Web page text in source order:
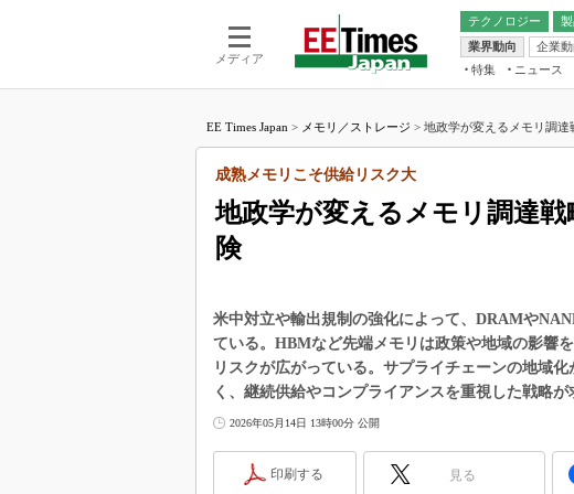
メディア
テクノロジー
電池／エネルギー
アナログ
マイコン
業界動向
企業
特集 ニュース
福田昭のデバイス通信
大山聡の業界スコープ
世界を「数字」で回し
踊るバズワード ～
Buzzword
製品分解で探るアジア
電子ブックレ
EE Times Japan > メモリ／ストレージ > 地政学が変えるメモリ調
地政学が変えるメモリ調達
険
成熟メモリこそ供給リスク大
米中対立や輸出規制の強化によって、DRAMや
ている。HBMなど先端メモリは政策や地域の影響
リスクが広がっている。サプライチェーンの地域
く、継続供給やコンプライアンスを重視した戦略が
2026年05月14日 13時00分 公開
印刷する 見る